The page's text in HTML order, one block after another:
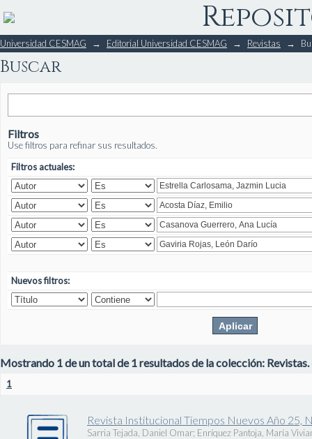
Buscar
Universidad CESMAG → Editorial Universidad CESMAG → Revistas →
Buscar
Filtros
Use filtros para refinar sus resultados.
Filtros actuales:
Nuevos filtros:
Mostrando 1 de un total de 1 resultados de la colección: Revistas.
1
Revista Institucional Tiempos Nuevos Año 25,
Sarria Tejada, Daniel Omar; Enríquez Pantoja, María